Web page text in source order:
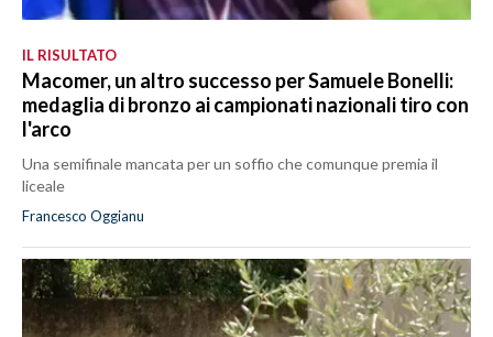
IL RISULTATO
Macomer, un altro successo per Samuele Bonelli:
medaglia di bronzo ai campionati nazionali tiro con
l'arco
Una semifinale mancata per un soffio che comunque premia il
liceale
Francesco Oggianu